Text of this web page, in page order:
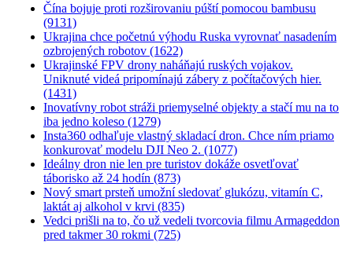
Čína bojuje proti rozširovaniu púští pomocou bambusu
(9131)
Ukrajina chce početnú výhodu Ruska vyrovnať nasadením
ozbrojených robotov (1622)
Ukrajinské FPV drony naháňajú ruských vojakov.
Uniknuté videá pripomínajú zábery z počítačových hier.
(1431)
Inovatívny robot stráži priemyselné objekty a stačí mu na to
iba jedno koleso (1279)
Insta360 odhaľuje vlastný skladací dron. Chce ním priamo
konkurovať modelu DJI Neo 2. (1077)
Ideálny dron nie len pre turistov dokáže osvetľovať
táborisko až 24 hodín (873)
Nový smart prsteň umožní sledovať glukózu, vitamín C,
laktát aj alkohol v krvi (835)
Vedci prišli na to, čo už vedeli tvorcovia filmu Armageddon
pred takmer 30 rokmi (725)